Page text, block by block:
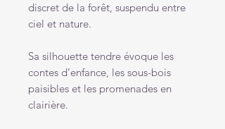
discret de la forêt, suspendu entre
ciel et nature.
Sa silhouette tendre évoque les
contes d’enfance, les sous-bois
paisibles et les promenades en
clairière.